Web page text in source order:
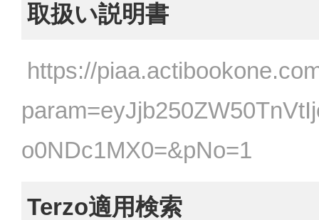
取扱い説明書
https://
o0NDc1MX0=&pNo=1
Terzo適用検索